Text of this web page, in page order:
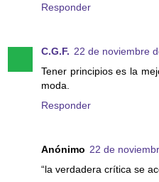
Responder
C.G.F. 22 de noviembre
Tener principios es la
moda.
Responder
Anónimo 22 de
“la verdadera crítica se